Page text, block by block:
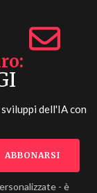
dell'IA con
- è